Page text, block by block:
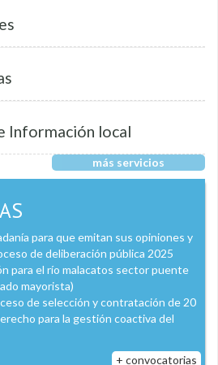
Información local
más servicios
para que emitan sus opiniones y
de deliberación pública 2025
para el río malacatos sector puente
mayorista)
de selección y contratación de 20
para la gestión coactiva del
+ convocatorias